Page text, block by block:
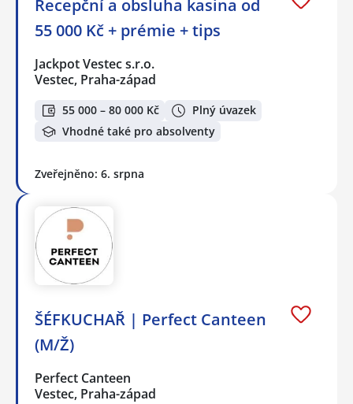
Recepční a obsluha kasina od
55 000 Kč + prémie + tips
Jackpot Vestec s.r.o.
Vestec, Praha-západ
55 000 – 80 000 Kč
Plný úvazek
Vhodné také pro absolventy
Zveřejněno: 6. srpna
ŠÉFKUCHAŘ | Perfect Canteen
(M/Ž)
Perfect Canteen
Vestec, Praha-západ